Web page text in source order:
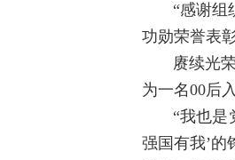
“感谢组
功勋荣誉表
赓续光
为一名00后
“我也是
强国有我’